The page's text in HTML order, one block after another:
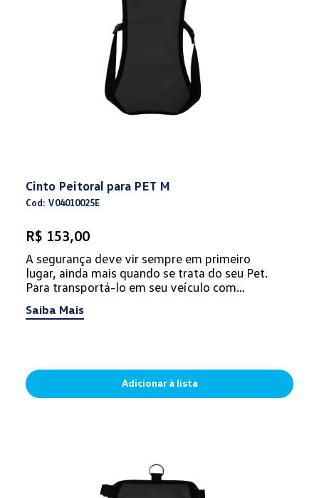
Cinto Peitoral para PET M
Cod: V04010025E
R$ 153,00
A segurança deve vir sempre em primeiro
lugar, ainda mais quando se trata do seu Pet.
Para transportá-lo em seu veículo com
Saiba Mais
Adicionar à lista